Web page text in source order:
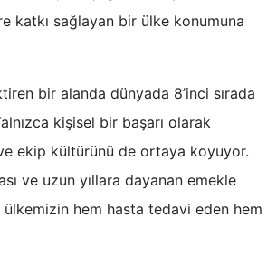
katkı sağlayan bir ülke konumuna
bir alanda dünyada 8’inci sırada
kişisel bir başarı olarak
ekip kültürünü de ortaya koyuyor.
ve uzun yıllara dayanan emekle
ülkemizin hem hasta tedavi eden hem